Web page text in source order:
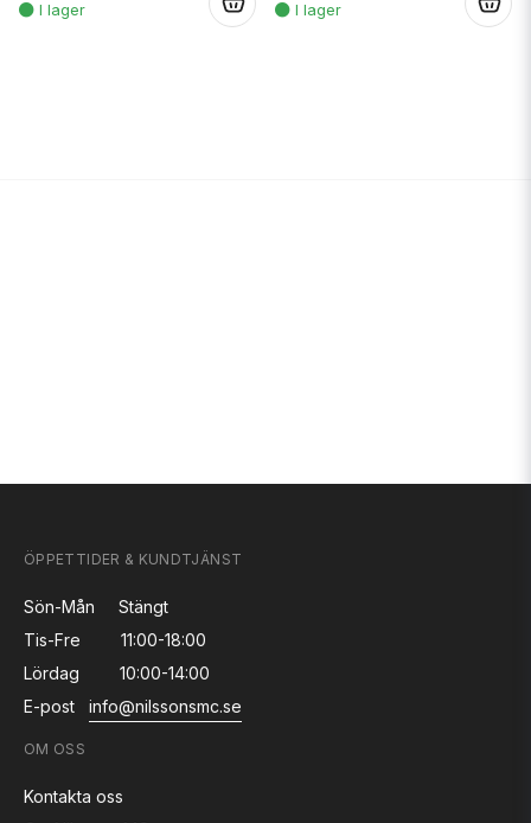
ÖPPETTIDER & KUNDTJÄNST
Sön-Mån
Stängt
Tis-Fre
11:00-18:00
Lördag
10:00-14:00
E-post
info@nilssonsmc.se
OM OSS
Kontakta oss